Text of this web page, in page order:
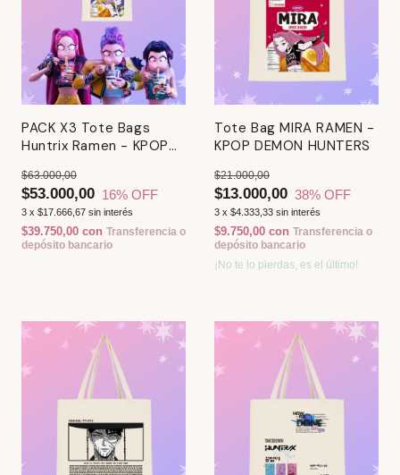
PACK X3 Tote Bags
Huntrix Ramen - KPOP
$53.000,00
$63.000,00
16% OFF
3 x $17.666,67 sin interés
$39.750,00 con Transferencia o
depósito bancario
Tote Bag MIRA RAMEN -
KPOP DEMON HUNTERS
$13.000,00
$21.000,00
38% OFF
3 x $4.333,33 sin interés
$9.750,00 con Transferencia o
depósito bancario
¡No te lo pierdas, es el último!